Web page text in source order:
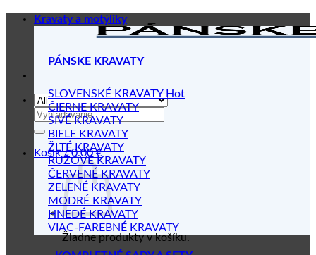
Hľadať:
Košík /0.00€
Žiadne produkty v košíku.
Kravaty a motýliky
PÁNSKE KRAVATY
SLOVENSKÉ KRAVATY
ČIERNE KRAVATY
SIVÉ KRAVATY
BIELE KRAVATY
ŽLTÉ KRAVATY
RUŽOVÉ KRAVATY
ČERVENÉ KRAVATY
ZELENÉ KRAVATY
MODRÉ KRAVATY
HNEDÉ KRAVATY
VIAC-FAREBNÉ KRAVATY